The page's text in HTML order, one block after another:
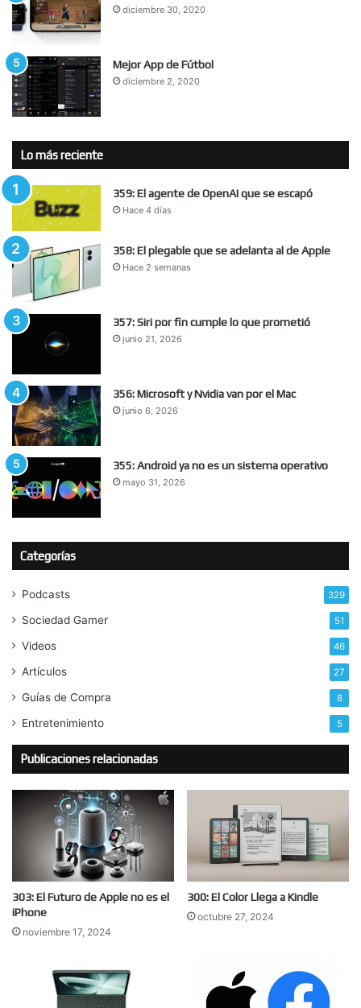
diciembre 30, 2020
Mejor App de Fútbol
diciembre 2, 2020
Lo más reciente
359: El agente de OpenAI que se escapó
Hace 4 días
358: El plegable que se adelanta al de Apple
Hace 2 semanas
357: Siri por fin cumple lo que prometió
junio 21, 2026
356: Microsoft y Nvidia van por el Mac
junio 6, 2026
355: Android ya no es un sistema operativo
mayo 31, 2026
Categorías
Podcasts 329
Sociedad Gamer 51
Videos 46
Artículos 27
Guías de Compra 8
Entretenimiento 5
Publicaciones relacionadas
303: El Futuro de Apple no es el
iPhone
noviembre 17, 2024
300: El Color Llega a Kindle
octubre 27, 2024